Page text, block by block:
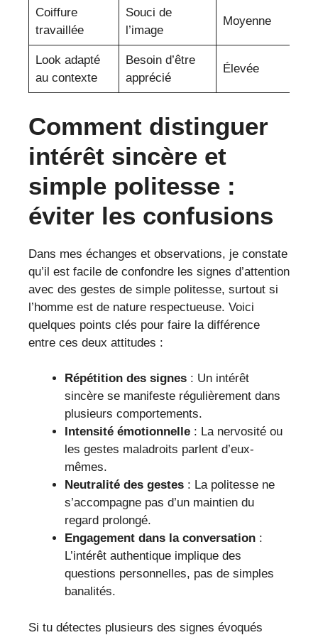
Coiffure
travaillée
Souci de
l’image
Moyenne
Look adapté
au contexte
Besoin d’être
apprécié
Élevée
Comment distinguer
intérêt sincère et
simple politesse :
éviter les confusions
Dans mes échanges et observations, je constate
qu’il est facile de confondre les signes d’attention
avec des gestes de simple politesse, surtout si
l’homme est de nature respectueuse. Voici
quelques points clés pour faire la différence
entre ces deux attitudes :
Répétition des signes : Un intérêt
sincère se manifeste régulièrement dans
plusieurs comportements.
Intensité émotionnelle : La nervosité ou
les gestes maladroits parlent d’eux-
mêmes.
Neutralité des gestes : La politesse ne
s’accompagne pas d’un maintien du
regard prolongé.
Engagement dans la conversation :
L’intérêt authentique implique des
questions personnelles, pas de simples
banalités.
Si tu détectes plusieurs des signes évoqués